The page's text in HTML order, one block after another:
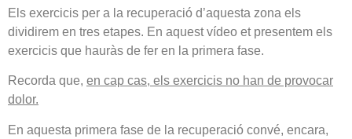
Els exercicis per a la recuperació d’aquesta zona els
dividirem en tres etapes. En aquest vídeo et presentem els
exercicis que hauràs de fer en la primera fase.
Recorda que, en cap cas, els exercicis no han de provocar
dolor.
En aquesta primera fase de la recuperació convé, encara,